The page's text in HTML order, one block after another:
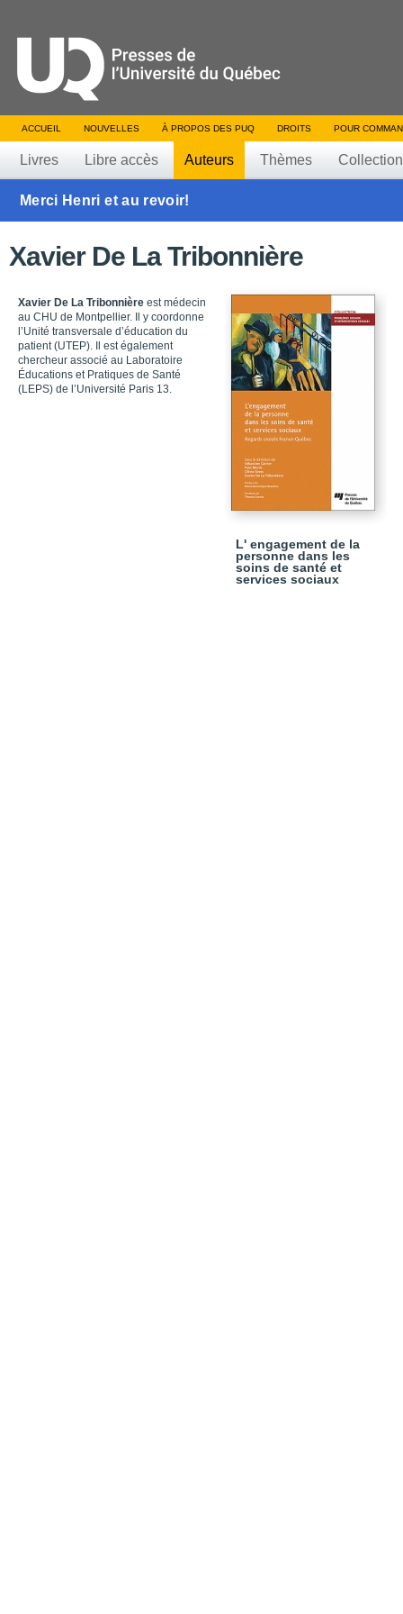
ACCUEIL NOUVELLES À PROPOS DES PUQ DROITS POUR
Livres Libre accès Auteurs Thèmes
Merci Henri et au revoir!
Xavier De La Tribonnière
Xavier De La Tribonnière est médecin
au CHU de Montpellier. Il y coordonne
l’Unité transversale d’éducation du
patient (UTEP). Il est également
chercheur associé au Laboratoire
Éducations et Pratiques de Santé
(LEPS) de l’Université Paris 13.
L' engagement de la
personne dans les
soins de santé et
services sociaux